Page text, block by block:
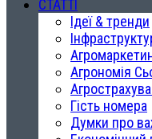
СТАТТІ
Ідеї & тренди
Агрономія
Гість номера
Думки про